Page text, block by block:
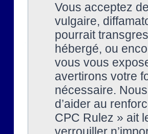
Vous acceptez
vulgaire,
pourrait
hébergé, ou
vous vous
avertirons votre
nécessaire.
d’aider au
CPC Rulez » ait